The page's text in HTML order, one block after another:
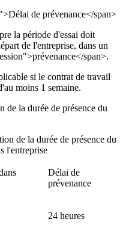
de prévenance</span>
la période d'essai doit
de l'entreprise, dans un
span>.
si le contrat de travail
moins 1 semaine.
de la durée de présence du
de la durée de présence du
l'entreprise
Délai de
prévenance
24 heures